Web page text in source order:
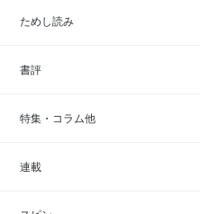
ためし読み
書評
特集・コラム他
連載